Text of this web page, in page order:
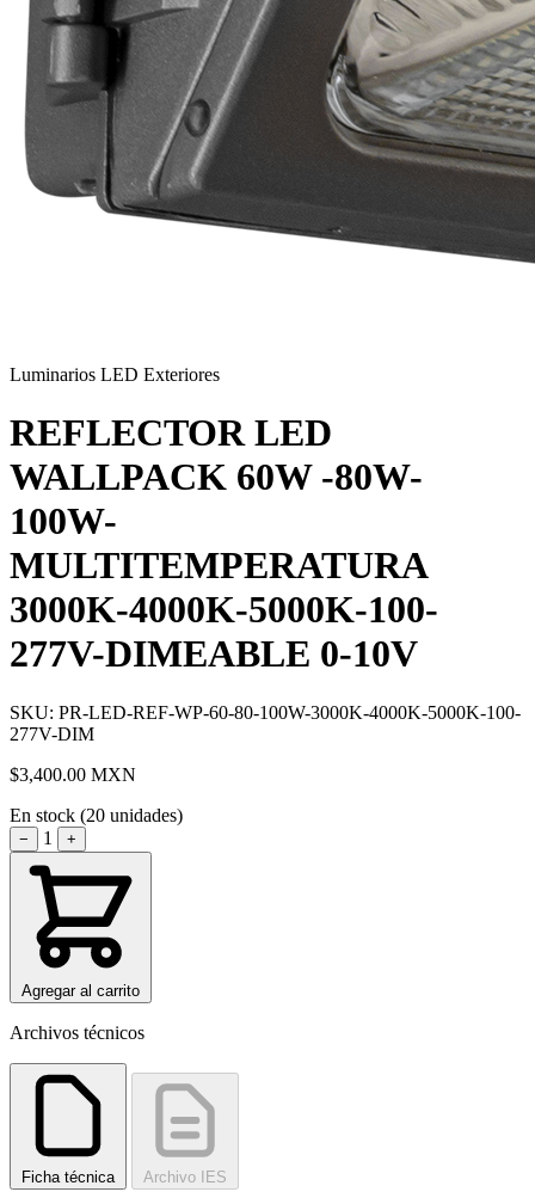
Luminarios LED Exteriores
REFLECTOR LED
WALLPACK 60W -80W-
100W-
MULTITEMPERATURA
3000K-4000K-5000K-100-
277V-DIMEABLE 0-10V
SKU: PR-LED-REF-WP-60-80-100W-3000K-4000K-5000K-100-
277V-DIM
$3,400.00 MXN
En stock (20 unidades)
− 1 +
Agregar al carrito
Archivos técnicos
Ficha técnica Archivo IES